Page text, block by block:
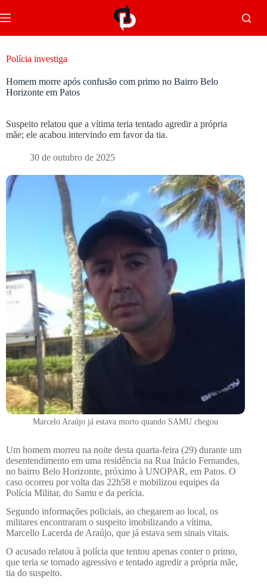
Polícia investiga
Homem morre após confusão com primo no Bairro Belo
Horizonte em Patos
Suspeito relatou que a vítima teria tentado agredir a própria
mãe; ele acabou intervindo em favor da tia.
30 de outubro de 2025
Marcelo Araújo já estava morto quando SAMU chegou
Um homem morreu na noite desta quarta-feira (29) durante um
desentendimento em uma residência na Rua Inácio Fernandes,
no bairro Belo Horizonte, próximo à UNOPAR, em Patos. O
caso ocorreu por volta das 22h58 e mobilizou equipes da
Polícia Militar, do Samu e da perícia.
Segundo informações policiais, ao chegarem ao local, os
militares encontraram o suspeito imobilizando a vítima,
Marcello Lacerda de Araújo, que já estava sem sinais vitais.
O acusado relatou à polícia que tentou apenas conter o primo,
que teria se tornado agressivo e tentado agredir a própria mãe,
tia do suspeito.